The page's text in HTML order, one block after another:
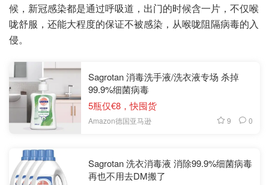
候，新冠感染都是通过呼吸道，出门的时候含一片，不仅喉
咙舒服，还能大程度的保证不被感染，从喉咙阻隔病毒的入
侵。
Sagrotan 消毒洗手液/洗衣液专场 杀掉
99.9%细菌病毒
5瓶仅€8，快囤货
Amazon德国亚马逊 9 0
Sagrotan 洗衣消毒液 消除99.9%细菌病毒
再也不用去DM搬了